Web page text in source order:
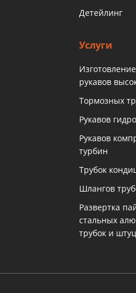
Детейлинг
Услуги
рукавов
Тормозных
Рукавов
Рукавов
турбин
Трубок
Шлангов
Развертка
стальных
трубок и